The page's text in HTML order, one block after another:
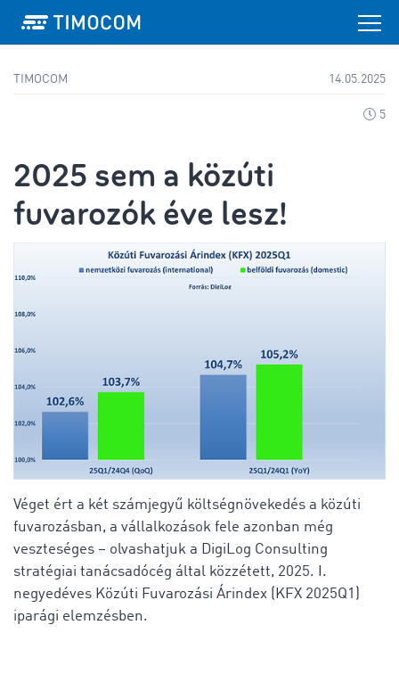
TIMOCOM 14.05.2025
5
2025 sem a közúti
fuvarozók éve lesz!
Véget ért a két számjegyű költségnövekedés a közúti
fuvarozásban, a vállalkozások fele azonban még
veszteséges – olvashatjuk a DigiLog Consulting
stratégiai tanácsadócég által közzétett, 2025. I.
negyedéves Közúti Fuvarozási Árindex (KFX 2025Q1)
iparági elemzésben.